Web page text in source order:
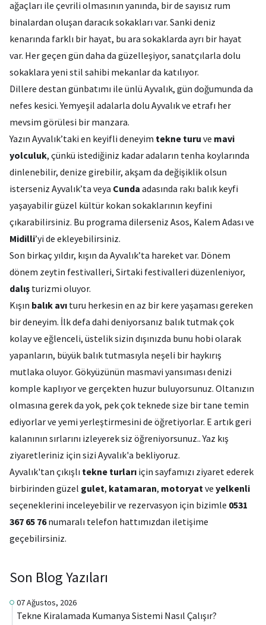
ağaçları ile çevrili olmasının yanında, bir de sayısız rum
binalardan oluşan daracık sokakları var. Sanki deniz
kenarında farklı bir hayat, bu ara sokaklarda ayrı bir hayat
var. Her geçen gün daha da güzelleşiyor, sanatçılarla dolu
sokaklara yeni stil sahibi mekanlar da katılıyor.
Dillere destan günbatımı ile ünlü Ayvalık, gün doğumunda da
nefes kesici. Yemyeşil adalarla dolu Ayvalık ve etrafı her
mevsim görülesi bir manzara.
Yazın Ayvalık’taki en keyifli deneyim tekne turu ve mavi
yolculuk, çünkü istediğiniz kadar adaların tenha koylarında
dinlenebilir, denize girebilir, akşam da değişiklik olsun
isterseniz Ayvalık’ta veya Cunda adasında rakı balık keyfi
yaşayabilir güzel kültür kokan sokaklarının keyfini
çıkarabilirsiniz. Bu programa dilerseniz Asos, Kalem Adası ve
Midilli’yi de ekleyebilirsiniz.
Son birkaç yıldır, kışın da Ayvalık’ta hareket var. Dönem
dönem zeytin festivalleri, Sirtaki festivalleri düzenleniyor,
dalış turizmi oluyor.
Kışın balık avı turu herkesin en az bir kere yaşaması gereken
bir deneyim. İlk defa dahi deniyorsanız balık tutmak çok
kolay ve eğlenceli, üstelik sizin dışınızda bunu hobi olarak
yapanların, büyük balık tutmasıyla neşeli bir haykırış
mutlaka oluyor. Gökyüzünün masmavi yansıması denizi
komple kaplıyor ve gerçekten huzur buluyorsunuz. Oltanızın
olmasına gerek da yok, pek çok teknede size bir tane temin
ediyorlar ve yemi yerleştirmesini de öğretiyorlar. E artık geri
kalanının sırlarını izleyerek siz öğreniyorsunuz.. Yaz kış
ziyaretleriniz için sizi Ayvalık'a bekliyoruz.
Ayvalık'tan çıkışlı tekne turları için sayfamızı ziyaret ederek
birbirinden güzel gulet, katamaran, motoryat ve yelkenli
seçeneklerini inceleyebilir ve rezervasyon için bizimle 0531
367 65 76numaralı telefon hattımızdan iletişime
geçebilirsiniz.
Son Blog Yazıları
07 Ağustos, 2026
Tekne Kiralamada Kumanya Sistemi Nasıl Çalışır?